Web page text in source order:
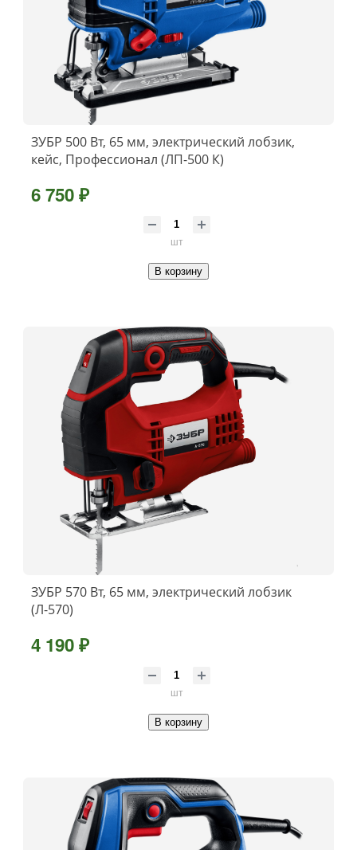
ЗУБР 500 Вт, 65 мм, электрический лобзик,
кейс, Профессионал (ЛП-500 К)
6 750 ₽
шт
В корзину
ЗУБР 570 Вт, 65 мм, электрический лобзик
(Л-570)
4 190 ₽
шт
В корзину